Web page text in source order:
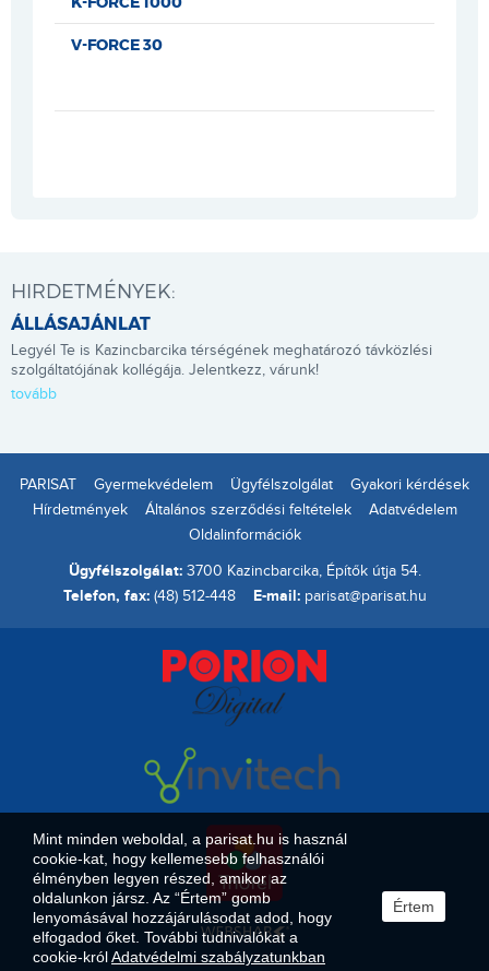
V-FORCE 30
HIRDETMÉNYEK:
ÁLLÁSAJÁNLAT
Legyél Te is Kazincbarcika térségének meghatározó távközlési
szolgáltatójának kollégája. Jelentkezz, várunk!
tovább
PARISAT Gyermekvédelem Ügyfélszolgálat
Gyakori kérdések
Hírdetmények
Általános szerződési feltételek
Adatvédelem
Oldalinformációk
Ügyfélszolgálat:3700 Kazincbarcika, Építők útja 54.
Telefon, fax:(48) 512-448 E-mail: parisat@parisat.hu
Mint minden weboldal, a parisat.hu is használ
cookie-kat, hogy kellemesebb felhasználói
élményben legyen részed, amikor az
oldalunkon jársz. Az “Értem” gomb
lenyomásával hozzájárulásodat adod, hogy
elfogadod őket. További tudnivalókat a
cookie-królAdatvédelmi szabályzatunkban
Értem